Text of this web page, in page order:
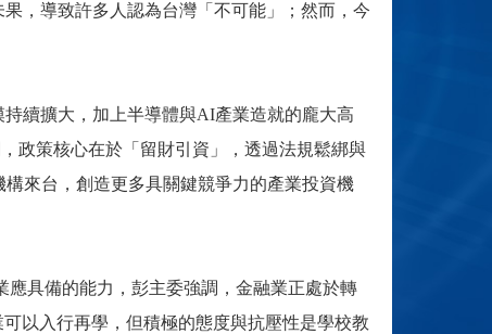
，導致許多人認為台灣「不可能」；然而，今
續擴大，加上半導體與AI產業造就的龐大高
政策核心在於「留財引資」，透過法規鬆綁與
來台，創造更多具關鍵競爭力的產業投資機
具備的能力，彭主委強調，金融業正處於轉
以入行再學，但積極的態度與抗壓性是學校教